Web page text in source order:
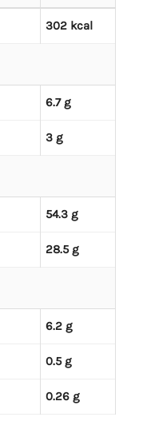
302 kcal
6.7 g
3 g
54.3 g
28.5 g
6.2 g
0.5 g
0.26 g